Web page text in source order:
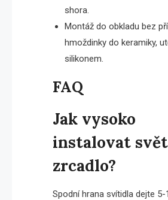
shora.
Montáž do obkladu bez
hmoždinky do keramiky,
silikonem.
FAQ
Jak vysoko
instalovat
zrcadlo?
Spodní hrana svítidla dejte